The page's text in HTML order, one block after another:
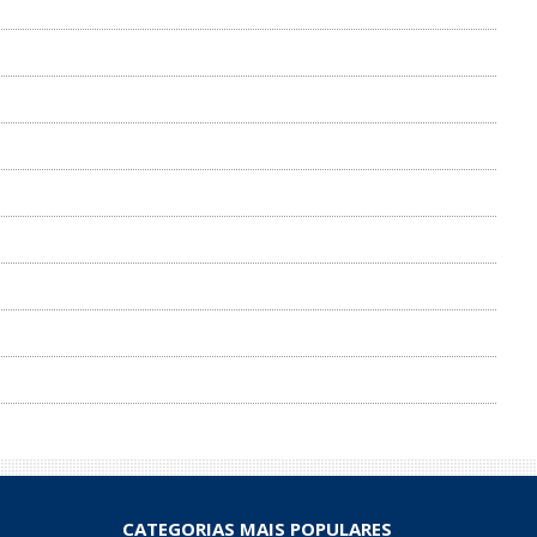
CATEGORIAS MAIS POPULARES